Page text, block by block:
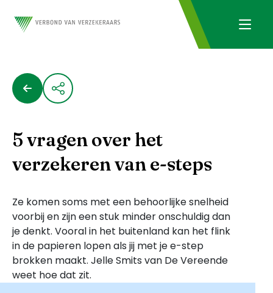
5 vragen over het
verzekeren van e-steps
Ze komen soms met een behoorlijke snelheid
voorbij en zijn een stuk minder onschuldig dan
je denkt. Vooral in het buitenland kan het flink
in de papieren lopen als jij met je e-step
brokken maakt. Jelle Smits van De Vereende
weet hoe dat zit.